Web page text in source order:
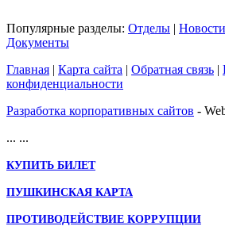
Популярные разделы: Отделы | Новости
Документы
Главная | Карта сайта | Обратная связь |
конфиденциальности
Разработка корпоративных сайтов -
... ...
КУПИТЬ БИЛЕТ
ПУШКИНСКАЯ КАРТА
ПРОТИВОДЕЙСТВИЕ КОРРУПЦИИ